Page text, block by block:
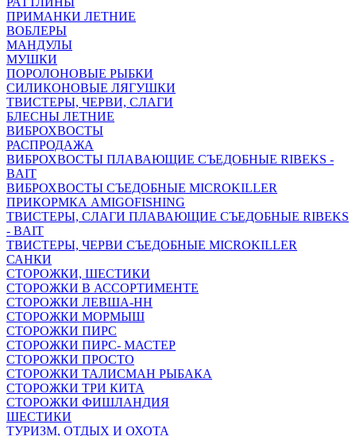
ПРИМАНКИ ЛЕТНИЕ
ВОБЛЕРЫ
МАНДУЛЫ
МУШКИ
ПОРОЛОНОВЫЕ РЫБКИ
СИЛИКОНОВЫЕ ЛЯГУШКИ
ТВИСТЕРЫ, ЧЕРВИ, СЛАГИ
БЛЕСНЫ ЛЕТНИЕ
ВИБРОХВОСТЫ
РАСПРОДАЖА
ВИБРОХВОСТЫ ПЛАВАЮЩИЕ СЪЕДОБНЫЕ RIBEKS -
BAIT
ВИБРОХВОСТЫ СЪЕДОБНЫЕ MICROKILLER
ПРИКОРМКА AMIGOFISHING
ТВИСТЕРЫ, СЛАГИ ПЛАВАЮЩИЕ СЪЕДОБНЫЕ RIBEKS
- BAIT
ТВИСТЕРЫ, ЧЕРВИ СЪЕДОБНЫЕ MICROKILLER
САНКИ
СТОРОЖКИ, ШЕСТИКИ
СТОРОЖКИ В АССОРТИМЕНТЕ
СТОРОЖКИ ЛЕВША-НН
СТОРОЖКИ МОРМЫШ
СТОРОЖКИ ПИРС
СТОРОЖКИ ПИРС- МАСТЕР
СТОРОЖКИ ПРОСТО
СТОРОЖКИ ТАЛИСМАН РЫБАКА
СТОРОЖКИ ТРИ КИТА
СТОРОЖКИ ФИШЛАНДИЯ
ШЕСТИКИ
ТУРИЗМ, ОТДЫХ И ОХОТА